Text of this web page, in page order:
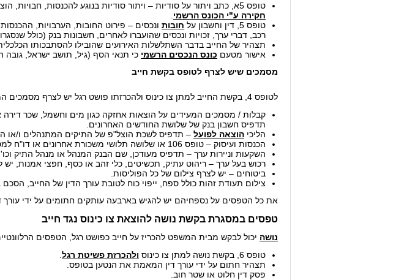
טופס 5א, כתב ויתור על סודיות – ויתור סודיות בנוגע להכנסות, חבויות, הוצאות, נכסים, פרטי חשבון וכל מסמך ומידע אחר הנוגע למצבו הכלכלי של החייב לטובת
חקירה ע"י הכונס הרשמי
טופס 5, דין וחשבון על
חובות ונכסים – פירוט החובות, הערבויות,
רכב, דברי ערך, זכויות ונכסים שהועברו לאחרים, חשבונות בנק (כולל
תצהיר של החייב בדבר השתלשלות האירועים שהובילו להסתבכותו הכלכלית
אישור מטעם כונס הנכסים הרשמי כי תנאי הסף (גיל, תושב ישראל, גובה
מסמכים שיש לצרף לטופס בקשת חייב
לטופס 4, בקשת החייב למתן צו כינוס ולהכרזתו פושט רגל יש לצרף מסמכים המוכיחים את הצהרות החייב, כגון:
תדפיס חשבון בנק של שלושת החודשים האחרונים.
הליכי הוצאה לפועל – תדפיס לשכת הוצל"פ של התיקים המתנהלים ו/או
הכנסות ועיסוק – טופס 106 או שלושה תלושי משכורת אחרונים או דו"ח למס הכנסה אם החייב עצמאי.
השקעות וניירות ערך – תדפיס מעודכן, שם הבנק המנהל או מנהל התיק וכו'.
רכוש בעל ערך – ריהוט עתיק, תכשיטים, כלי זהב או כסף, חפצי אמנות,
ביטוחים – יש לצרף צילום של כל הפוליסות.
צילום תעודת זהות כולל ספח, ייפוי כוח לטובת עורך הדין של החייב, הסכם
את כל הטפסים על נספחיהם יש להגיש בארבעה עותקים חתומים על ידי עורך
טפסים במסגרת בקשת נושה להוצאת צו כינוס נגד חייב
נושה יכול לבקש מבית המשפט להכריז על חייב כפושט רגל, הטפסים
טופס 6, בקשת נושה למתן צו כינוס
ולהכרזת פשיטת רגל
תצהיר חתום על ידי עורך דין המאמת את הנטען בטופס.
פסק דין חלוט או שטר חוב.